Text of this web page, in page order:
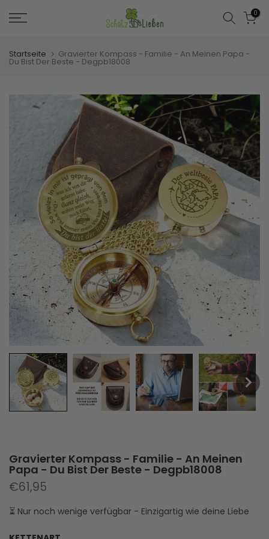
Zum
Inhalt
0
Startseite Gravierter Kompass - Familie - An Meinen Papa -
Du Bist Der Beste - Degpb18008
Gravierter Kompass - Familie - An Meinen
Papa - Du Bist Der Beste - Degpb18008
€61,95
⏳ Nur noch wenige verfügbar - Einzigartig wie deine Liebe